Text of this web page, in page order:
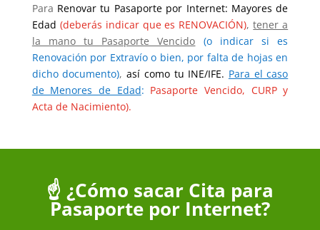
Para Renovar tu Pasaporte por Internet: Mayores de
Edad (deberás indicar que es RENOVACIÓN),tener a
la mano tu Pasaporte Vencido
(o indicar si es
Renovación por Extravío o bien, por falta de hojas en
dicho documento),así como tu INE/IFE. Para el caso
de Menores de Edad: Pasaporte Vencido, CURP y
Acta de Nacimiento).
☝️ ¿Cómo sacar Cita para
Pasaporte por Internet?